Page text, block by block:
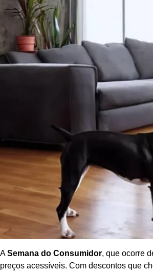
ASemana do Consumidor, que ocorre
preços acessíveis. Com descontos que